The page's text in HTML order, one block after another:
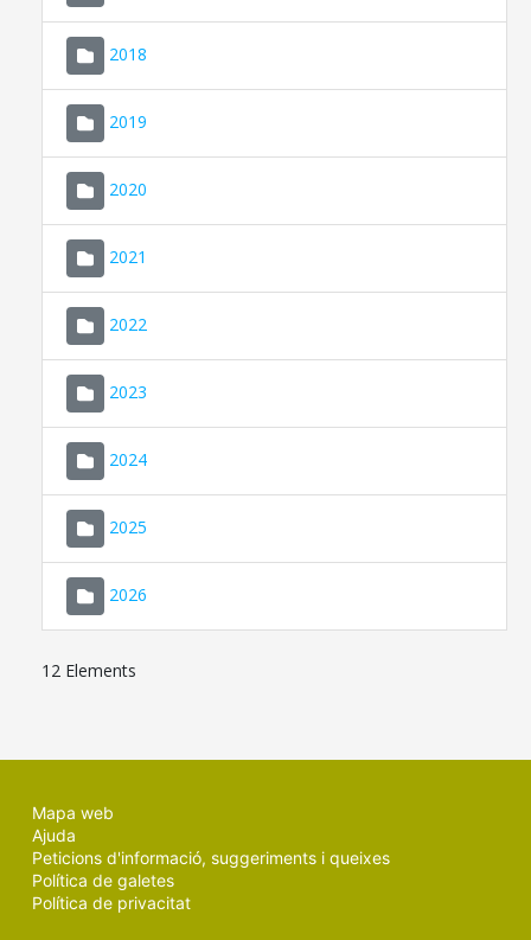
2018
2019
2020
2021
2022
2023
2024
2025
2026
12 Elements
Mapa web
Ajuda
Peticions d'informació, suggeriments i queixes
Política de galetes
Política de privacitat